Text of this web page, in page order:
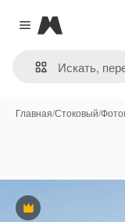
Close menu
Magnific
Главная/Стоковый/
Премиум